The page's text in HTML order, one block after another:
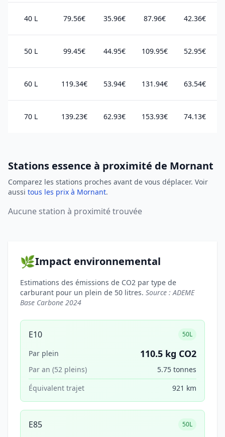
40 L 79.56€ 35.96€ 87.96€ 42.36€
50 L 99.45€ 44.95€ 109.95€ 52.95€
60 L 119.34€ 53.94€ 131.94€ 63.54€
70 L 139.23€ 62.93€ 153.93€ 74.13€
Stations essence à proximité de Mornant
Comparez les stations proches avant de vous déplacer. Voir
aussi tous les prix à Mornant.
Aucune station à proximité trouvée
🌿Impact environnemental
Estimations des émissions de CO2 par type de
carburant pour un plein de 50 litres. Source : ADEME
Base Carbone 2024
E10 50L
Par plein 110.5 kg CO2
Par an (52 pleins)
5.75 tonnes
Équivalent trajet
921 km
E85 50L